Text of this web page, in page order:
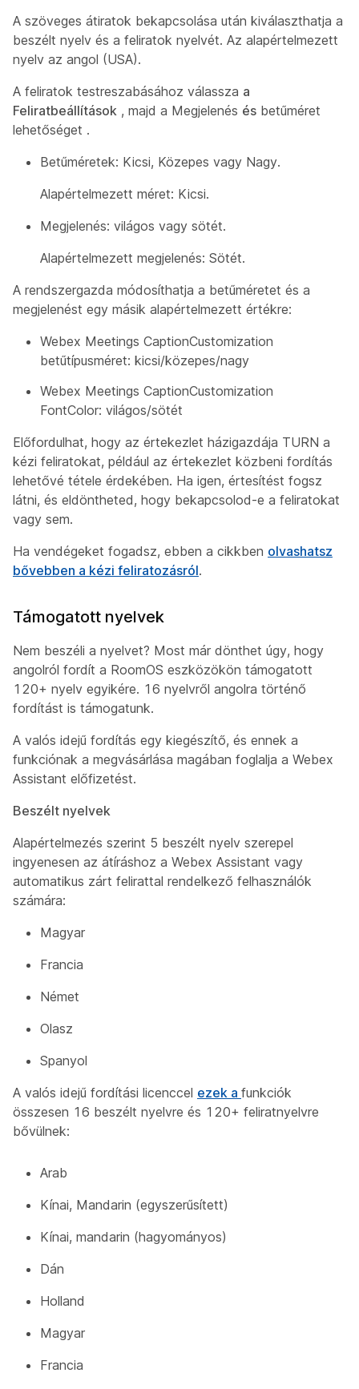
A szöveges átiratok bekapcsolása után kiválaszthatja a
beszélt nyelv és a feliratok nyelvét. Az alapértelmezett
nyelv az angol (USA).
A feliratok testreszabásához válassza a
Feliratbeállítások , majd a Megjelenés és betűméret
lehetőséget .
Betűméretek: Kicsi, Közepes vagy Nagy.
Alapértelmezett méret: Kicsi.
Megjelenés: világos vagy sötét.
Alapértelmezett megjelenés: Sötét.
A rendszergazda módosíthatja a betűméretet és a
megjelenést egy másik alapértelmezett értékre:
Webex Meetings CaptionCustomization
betűtípusméret: kicsi/közepes/nagy
Webex Meetings CaptionCustomization
FontColor: világos/sötét
Előfordulhat, hogy az értekezlet házigazdája TURN a
kézi feliratokat, például az értekezlet közbeni fordítás
lehetővé tétele érdekében. Ha igen, értesítést fogsz
látni, és eldöntheted, hogy bekapcsolod-e a feliratokat
vagy sem.
Ha vendégeket fogadsz, ebben a cikkben olvashatsz
bővebben a kézi feliratozásról.
Támogatott nyelvek
Nem beszéli a nyelvet? Most már dönthet úgy, hogy
angolról fordít a RoomOS eszközökön támogatott
120+ nyelv egyikére. 16 nyelvről angolra történő
fordítást is támogatunk.
A valós idejű fordítás egy kiegészítő, és ennek a
funkciónak a megvásárlása magában foglalja a Webex
Assistant előfizetést.
Beszélt nyelvek
Alapértelmezés szerint 5 beszélt nyelv szerepel
ingyenesen az átíráshoz a Webex Assistant vagy
automatikus zárt felirattal rendelkező felhasználók
számára:
Magyar
Francia
Német
Olasz
Spanyol
A valós idejű fordítási licenccel ezek a funkciók
összesen 16 beszélt nyelvre és 120+ feliratnyelvre
bővülnek:
Arab
Kínai, Mandarin (egyszerűsített)
Kínai, mandarin (hagyományos)
Dán
Holland
Magyar
Francia